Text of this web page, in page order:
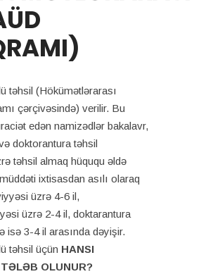
təhsil (Hökümətlərarası
çərçivəsində) verilir. Bu
edən namizədlər bakalavr,
doktorantura təhsil
təhsil almaq hüququ əldə
ixtisasdan asılı olaraq
üzrə 4-6 il,
üzrə 2-4 il, doktarantura
isə 3-4 il arasında dəyişir.
təhsil üçün HANSI
OLUNUR?